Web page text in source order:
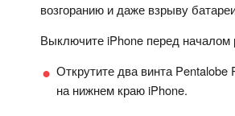
возгоранию и даже взрыву
Выключите iPhone перед началом
Открутите два винта
на нижнем краю iPhone.